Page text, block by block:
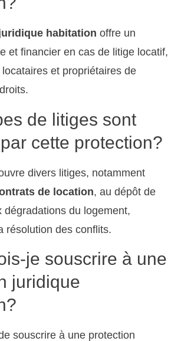
habitation offre un
et financier en cas de litige locatif,
et propriétaires de
de litiges sont
cette protection?
divers litiges, notamment
de location, au dépôt de
dégradations du logement,
résolution des conflits.
je souscrire à une
juridique
souscrire à une protection